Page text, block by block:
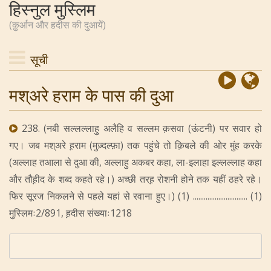
हिस्नुल मुस्लिम
(क़ुर्आन और हदीस की दुआयें)
सूची
मश्अरे हराम के पास की दुआ
238. (नबी सल्लल्लाहु अलैहि व सल्लम क़सवा (ऊंटनी) पर सवार हो
गए। जब मश्अरे ह़राम (मुज़्दल्फ़ा) तक पहुंचे तो क़िबले की ओर मुंह करके
(अल्लाह तआला से दुआ की, अल्लाहु अकबर कहा, ला-इलाहा इल्लल्लाह कहा
और तौह़ीद के शब्द कहते रहे।) अच्छी तरह़ रोशनी होने तक यहीं ठहरे रहे।
फिर सूरज निकलने से पहले यहां से रवाना हुए।) (1) .............................. (1)
मुस्लिमः2/891, ह़दीस संख्याः1218